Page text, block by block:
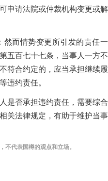
申请法院或仲裁机构变更或解
然而情势变更所引发的责任一
五百七十七条，当事人一方不
符合约定的，应当承担继续履
违约责任。
是否承担违约责任，需要综合
关法律规定，有助于维护当事
不代表国樽的观点和立场。